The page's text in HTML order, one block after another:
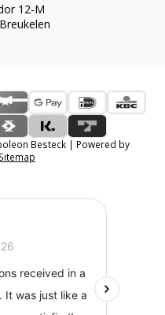
12-M
Besteck | Powered by
Sitemap